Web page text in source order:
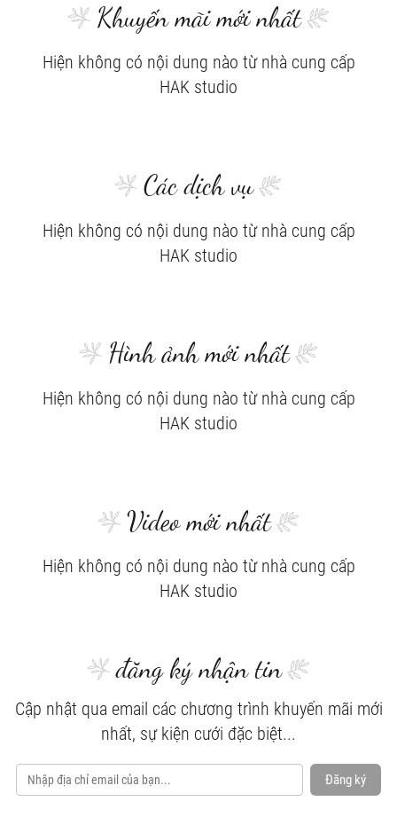
Khuyến mãi mới nhất
Hiện không có nội dung nào từ nhà cung cấp
HAK studio
Các dịch vụ
Hiện không có nội dung nào từ nhà cung cấp
HAK studio
Hình ảnh mới nhất
Hiện không có nội dung nào từ nhà cung cấp
HAK studio
Video mới nhất
Hiện không có nội dung nào từ nhà cung cấp
HAK studio
đăng ký nhận tin
Cập nhật qua email các chương trình khuyến mãi mới
nhất, sự kiện cưới đặc biệt...
Đăng ký